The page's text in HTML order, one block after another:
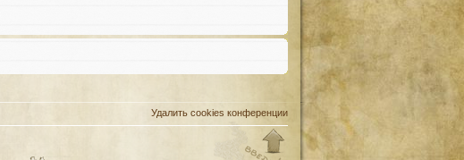
Удалить cookies конференции